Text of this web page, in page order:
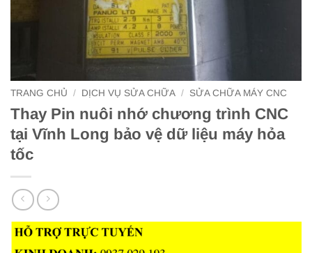
TRANG CHỦ / DỊCH VỤ SỬA CHỮA / SỬA CHỮA MÁY CNC
Thay Pin nuôi nhớ chương trình CNC
tại Vĩnh Long bảo vệ dữ liệu máy hỏa
tốc